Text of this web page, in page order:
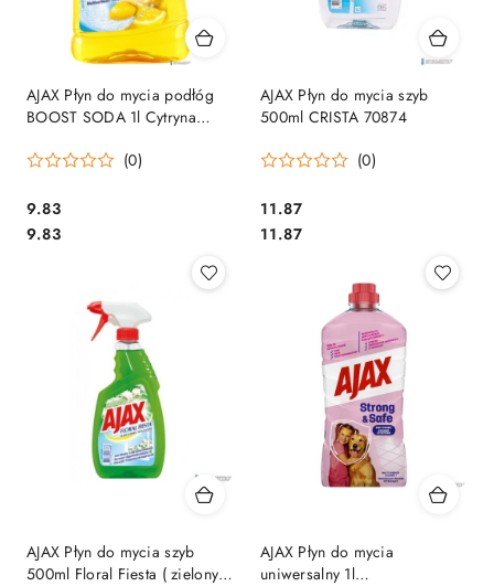
AJAX Płyn do mycia podłóg
BOOST SODA 1l Cytryna
(0)
Cena:
9.83
Cena:
9.83
AJAX Płyn do mycia szyb
500ml CRISTA 70874
(0)
Cena:
11.87
Cena:
11.87
AJAX Płyn do mycia szyb
500ml Floral Fiesta ( zielony
AJAX Płyn do mycia
uniwersalny 1l